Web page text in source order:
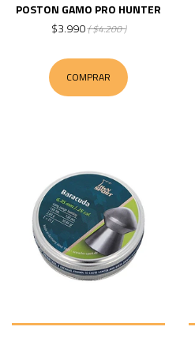
POSTON GAMO PRO HUNTER
$3.990( $4.200 )
COMPRAR